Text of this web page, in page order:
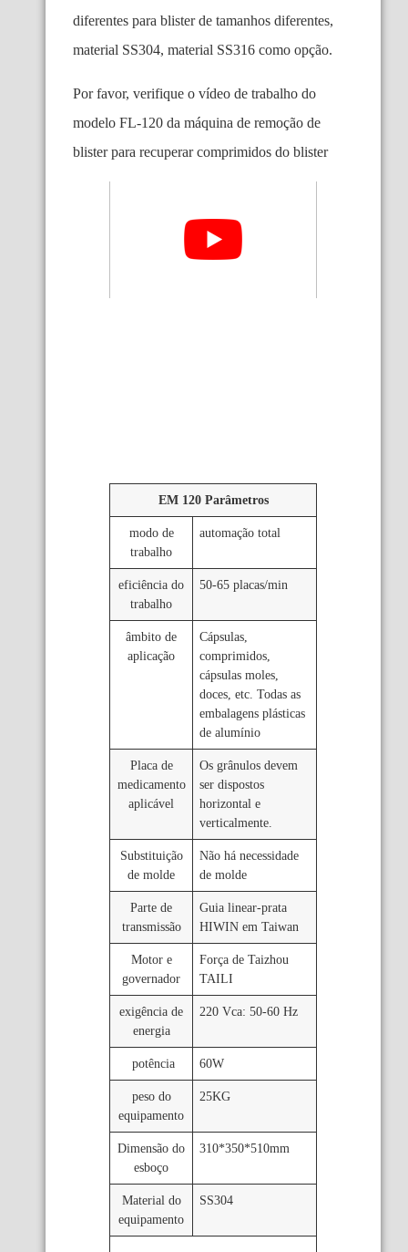
diferentes para blister de tamanhos diferentes,
material SS304, material SS316 como opção.
Por favor, verifique o vídeo de trabalho do
modelo FL-120 da máquina de remoção de
blister para recuperar comprimidos do blister
EM 120 Parâmetros
modo de
trabalho
automação total
eficiência do
trabalho
50-65 placas/min
âmbito de
aplicação
Cápsulas,
comprimidos,
cápsulas moles,
doces, etc. Todas as
embalagens plásticas
de alumínio
Placa de
medicamento
aplicável
Os grânulos devem
ser dispostos
horizontal e
verticalmente.
Substituição
de molde
Não há necessidade
de molde
Parte de
transmissão
Guia linear-prata
HIWIN em Taiwan
Motor e
governador
Força de Taizhou
TAILI
exigência de
energia
220 Vca: 50-60 Hz
potência 60W
peso do
equipamento
25KG
Dimensão do
esboço
310*350*510mm
Material do
equipamento
SS304